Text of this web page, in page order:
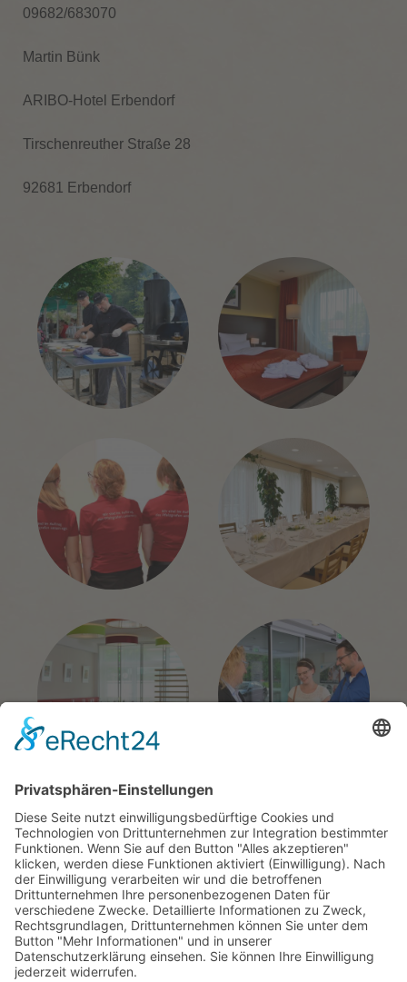
09682/683070
Martin Bünk
ARIBO-Hotel Erbendorf
Tirschenreuther Straße 28
92681 Erbendorf